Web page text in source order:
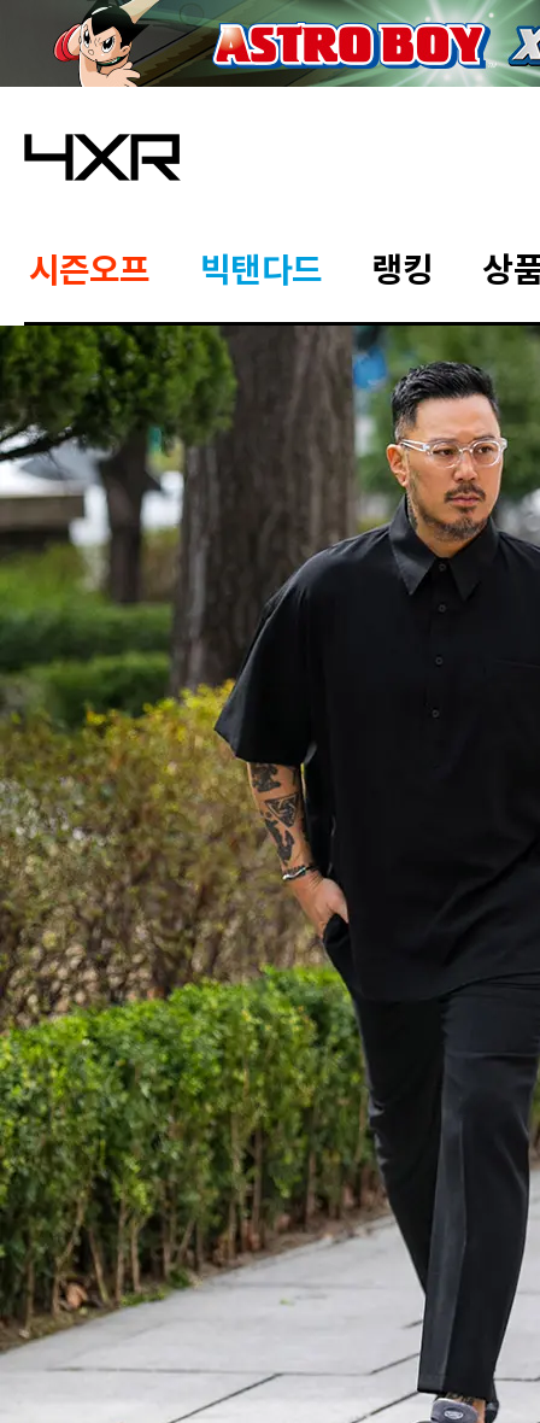
시즌오프 빅탠다드 랭킹 상